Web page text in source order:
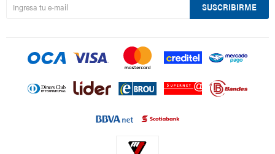
SUSCRIBIRME